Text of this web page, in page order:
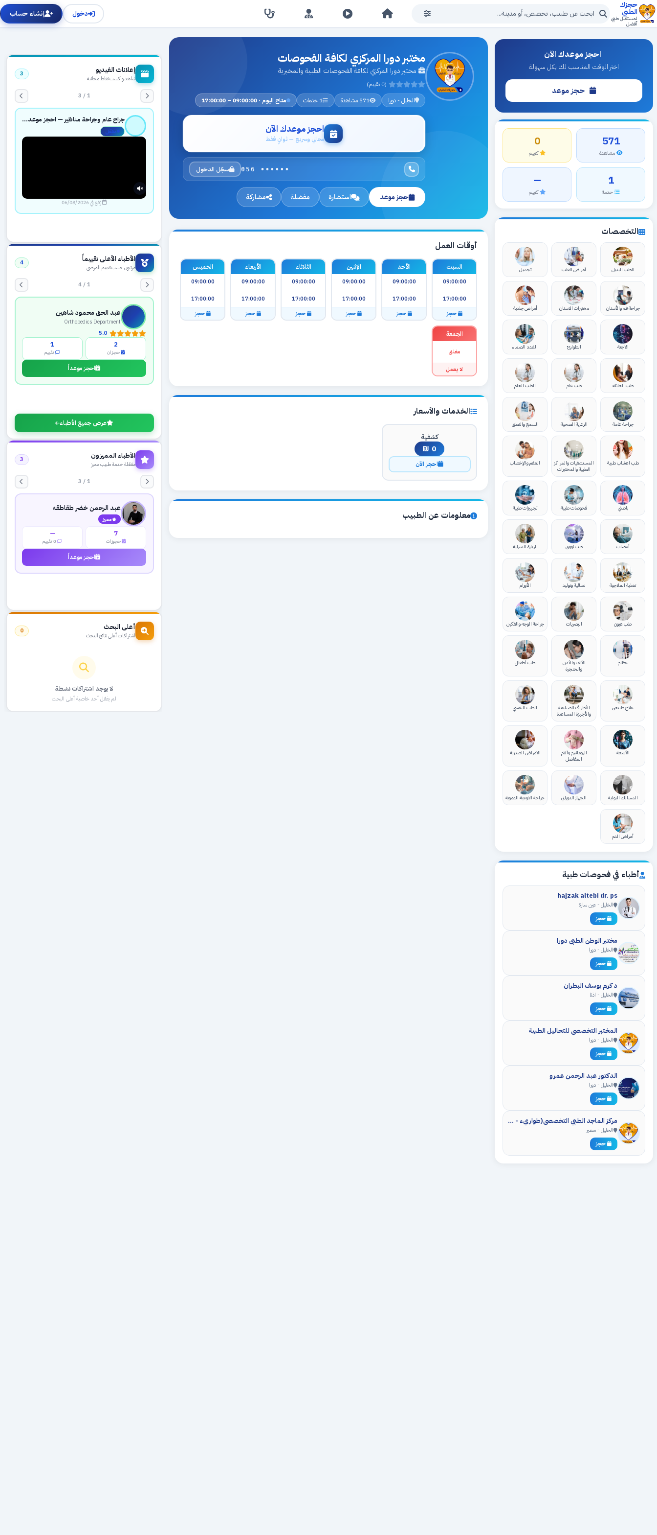
حجزك
الطبي
لمستقبل طبي
أفضل
دخول إنشاء حساب
احجز موعدك الآن
اختر الوقت المناسب لك بكل سهولة
حجز موعد
571
مشاهدة
0
تقييم
1
خدمة
—
تقييم
التخصصات
الطب البديل أمراض القلب تجميل
جراحة فم والأسنان مختبرات الاسنان أمراض جلدية
الاجنة الطوارئ الغدد الصماء
طب العائلة طب عام الطب العام
جراحة عامة الرعاية الصحية السمع والنطق
طب اعشاب طبية
المستشفيات والمراكز
الطبية والمختبرات
العقم والإخصاب
باطني فحوصات طبية تجهيزات طبية
أعصاب طب نووي الزيارة المنزلية
تغذية العلاجية نسائية وتوليد الأورام
طب عيون البصريات جراحة الوجه والفكين
عظام
الأنف والأذن
والحنجرة
طب أطفال
علاج طبيعي
الأطراف الصناعية
والأجهزة المساعدة
الطب النفسي
الأشعة
الروماتيزم وآلام
المفاصل
الامراض الصدرية
المسالك البولية الجهاز الدوراني جراحة الاوعية الدموية
أمراض الدم
أطباء في فحوصات طبية
hajzak altebi dr. ps
الخليل - عين سارة
حجز
مختبر الوطن الطبي دورا
الخليل - دورا
حجز
د كرم يوسف البطران
الخليل - اذنا
حجز
المختبر التخصصي للتحاليل الطبية
الخليل - دورا
حجز
الدكتور عبد الرحمن عمرو
الخليل - دورا
حجز
مركز الماجد الطبي التخصصي(طواريء - عيادات - مختبر - اشعه)
الخليل - سعير
حجز
مختبر دورا المركزي لكافة الفحوصات
مختبر دورا المركزي لكافة الفحوصات الطبية والمخبرية
(0 تقييم)
الخليل - دورا
571 مشاهدة 1 خدمات متاح اليوم · 09:00:00 – 17:00:00
احجز موعدك الآن
مجاني وسريع — ثوانٍ فقط
056 •••••• سجّل الدخول
حجز موعد استشارة مفضلة مشاركة
أوقات العمل
السبت
09:00:00
—
17:00:00
حجز
الأحد
09:00:00
—
17:00:00
حجز
الإثنين
09:00:00
—
17:00:00
حجز
الثلاثاء
09:00:00
—
17:00:00
حجز
الأربعاء
09:00:00
—
17:00:00
حجز
الخميس
09:00:00
—
17:00:00
حجز
الجمعة
مغلق
لا يعمل
الخدمات والأسعار
كشفية
0 ₪
احجز الآن
معلومات عن الطبيب
إعلانات الفيديو
شاهد واكسب نقاط مجانية
3
1 / 3
جراح عام وجراحة مناظير — احجز موعدك بثقة عبر حجزك الطبي
مفعّل
رُفع في 06/08/2026
الأطباء الأعلى تقييماً
مرتبون حسب تقييم المرضى
4
1 / 4
عبد الحق محمود شاهين
Orthopedics Department
5.0
2
حجزان
1
تقييم
احجز موعداً
عرض جميع الأطباء
الأطباء المميزون
مفعّلة خدمة طبيب مميز
3
1 / 3
عبد الرحمن خضر طقاطقه
مميز
7
حجوزات
—
احجز موعداً
أعلى البحث
اشتراكات أعلى نتائج البحث
0
لا يوجد اشتراكات نشطة
لم يفعّل أحد خاصية أعلى البحث